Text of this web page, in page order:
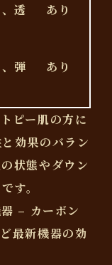
透
あり
弾
あり
ピー肌の方に
効果のバラン
状態やダウン
す。
– カーボン
最新機器の効